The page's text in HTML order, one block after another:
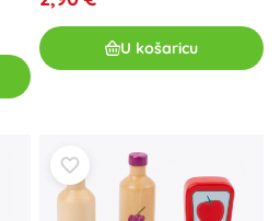
U košaricu